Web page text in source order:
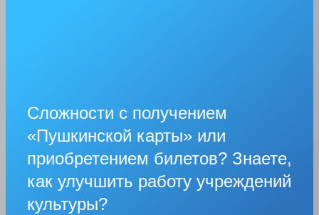
Сложности с получением
«Пушкинской карты» или
приобретением билетов? Знаете,
как улучшить работу учреждений
культуры?